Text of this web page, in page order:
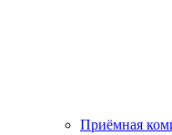
Приёмная